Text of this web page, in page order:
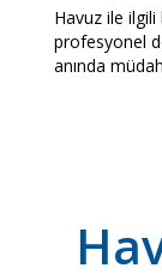
Havuz ile
profesyonel
anında